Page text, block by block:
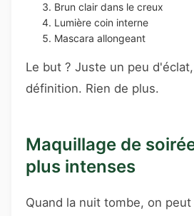
Brun clair dans le creux
Lumière coin interne
Mascara allongeant
Le but ? Juste un peu
définition. Rien de plus.
Maquillage de
plus intenses
Quand la nuit tombe, on